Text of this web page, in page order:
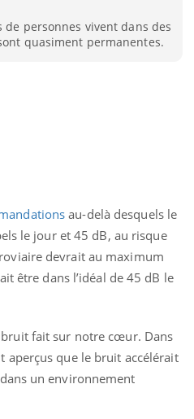
personnes vivent dans des
quasiment permanentes.
au-delà desquels le
le jour et 45 dB, au risque
devrait au maximum
être dans l’idéal de 45 dB le
bruit fait sur notre cœur. Dans
aperçus que le bruit accélérait
un environnement
Chronique des Mains : se
pour l’été ! Youtube